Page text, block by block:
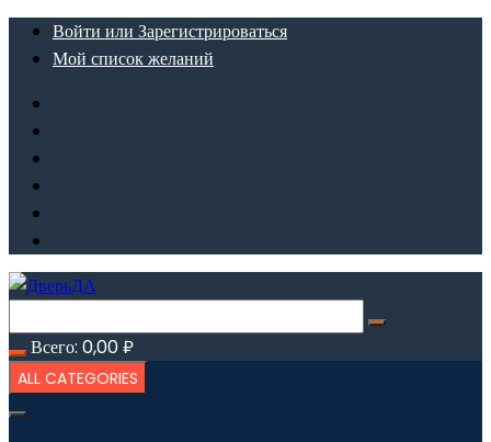
ПерейтиВойти или Зарегистрироваться
Мой список желаний
Всего: 0,00₽
ALL CATEGORIES